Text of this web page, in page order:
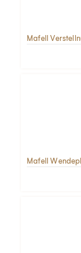
Mafell
Mafell